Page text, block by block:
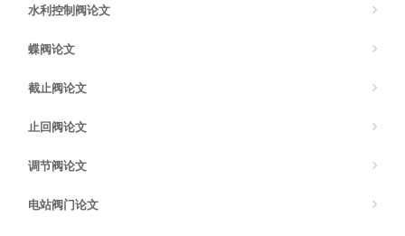
水利控制阀论文
蝶阀论文
截止阀论文
止回阀论文
调节阀论文
电站阀门论文